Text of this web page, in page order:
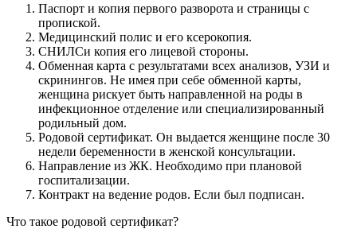
Паспорт и копия первого разворота и страницы с
пропиской.
Медицинский полис и его ксерокопия.
СНИЛСи копия его лицевой стороны.
Обменная карта с результатами всех анализов, УЗИ и
скринингов. Не имея при себе обменной карты,
женщина рискует быть направленной на роды в
инфекционное отделение или специализированный
родильный дом.
Родовой сертификат. Он выдается женщине после 30
недели беременности в женской консультации.
Направление из ЖК. Необходимо при плановой
госпитализации.
Контракт на ведение родов. Если был подписан.
Что такое родовой сертификат?